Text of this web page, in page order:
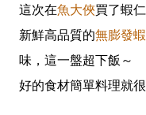
這次在魚大俠買了蝦
新鮮高品質的無膨發
味，這一盤超下飯～
好的食材簡單料理就很